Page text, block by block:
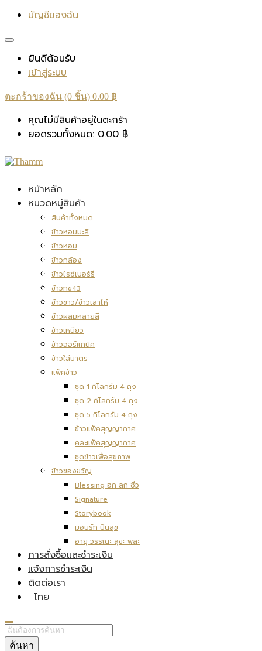
บัญชีของฉัน
ยินดีต้อนรับ
เข้าสู่ระบบ
ตะกร้าของฉัน (0 ชิ้น) 0.00 ฿
คุณไม่มีสินค้าอยู่ในตะกร้า
ยอดรวมทั้งหมด: 0.00 ฿
หน้าหลัก
หมวดหมู่สินค้า
สินค้าทั้งหมด
ข้าวหอมมะลิ
ข้าวหอม
ข้าวกล้อง
ข้าวไรซ์เบอร์รี่
ข้าวกข43
ข้าวขาว/ข้าวเสาไห้
ข้าวผสมหลายสี
ข้าวเหนียว
ข้าวออร์แกนิค
ข้าวใส่บาตร
แพ็คข้าว
ชุด 1 กิโลกรัม 4 ถุง
ชุด 2 กิโลกรัม 4 ถุง
ชุด 5 กิโลกรัม 4 ถุง
ข้าวแพ็คสุญญากาศ
คละแพ็คสุญญากาศ
ชุดข้าวเพื่อสุขภาพ
ข้าวของขวัญ
Blessing ฮก ลก ซิ่ว
Signature
Storybook
มอบรัก ปันสุข
อายุ วรรณะ สุขะ พละ
การสั่งซื้อและชำระเงิน
แจ้งการชำระเงิน
ติดต่อเรา
ไทย
ค้นหา